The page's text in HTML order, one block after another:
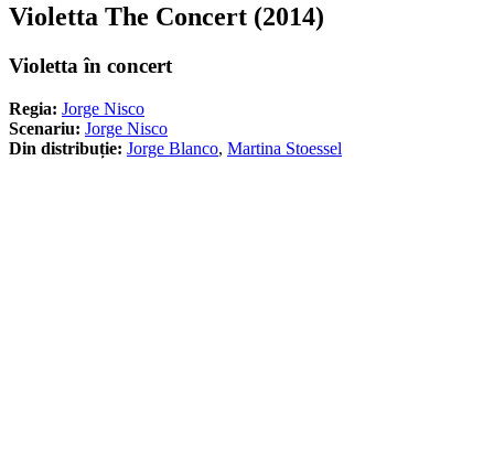
Violetta The Concert (2014)
Violetta în concert
Regia: Jorge Nisco
Scenariu: Jorge Nisco
Din distribuție: Jorge Blanco, Martina Stoessel